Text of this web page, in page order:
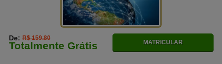
De:R$ 159.80
Totalmente Grátis MATRICULAR